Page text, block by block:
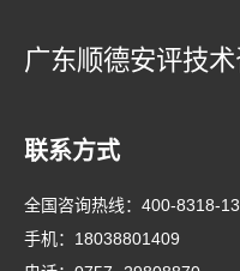
广东顺德安评技
联系方式
全国咨询热线： 400-8318-
手机： 18038801409